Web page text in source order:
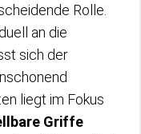
Rolle.
an die
sich der
liegt im Fokus
Griffe